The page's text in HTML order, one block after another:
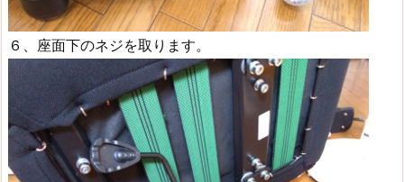
６、座面下のネジを取ります。